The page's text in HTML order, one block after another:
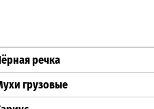
речка
грузовые